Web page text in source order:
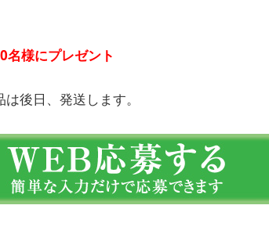
様にプレゼント
後日、発送します。